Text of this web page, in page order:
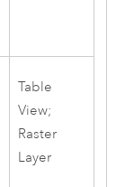
Table
View;
Raster
Layer